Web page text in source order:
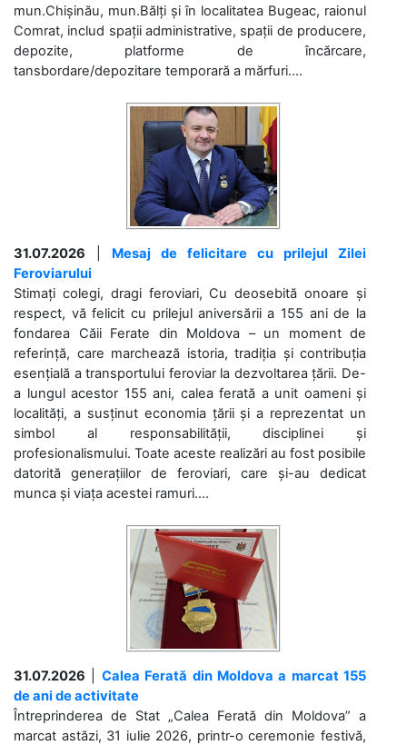
mun.Chișinău, mun.Bălți și în localitatea Bugeac, raionul
Comrat, includ spații administrative, spații de producere,
depozite, platforme de încărcare,
tansbordare/depozitare temporară a mărfuri....
31.07.2026
Mesaj de felicitare cu prilejul Zilei
Feroviarului
Stimați colegi, dragi feroviari, Cu deosebită onoare și
respect, vă felicit cu prilejul aniversării a 155 ani de la
fondarea Căii Ferate din Moldova – un moment de
referință, care marchează istoria, tradiția și contribuția
esențială a transportului feroviar la dezvoltarea țării. De-
a lungul acestor 155 ani, calea ferată a unit oameni și
localități, a susținut economia țării și a reprezentat un
simbol al responsabilității, disciplinei și
profesionalismului. Toate aceste realizări au fost posibile
datorită generațiilor de feroviari, care și-au dedicat
munca și viața acestei ramuri....
31.07.2026
Calea Ferată din Moldova a marcat 155
de ani de activitate
Întreprinderea de Stat „Calea Ferată din Moldova” a
marcat astăzi, 31 iulie 2026, printr-o ceremonie festivă,